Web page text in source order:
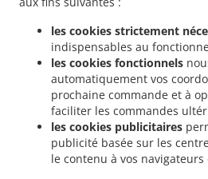
les cookies strictement
indispensables au
les cookies fonctionnels
automatiquement vos
prochaine commande et à
faciliter les commandes
les cookies publicitaires
publicité basée sur les
le contenu à vos
Indiens Weiler-la-Tour . Livraison de plats
Livraison de plats cuisinés Indiens Monnerich .
Ehlange-sur-Mess
. Livraison de plats cuisinés
cuisinés Indiens Findel Hamm . Livraison de
de plats cuisinés Indiens Reckingen/Mess
Indiens Reckingen/Mess Ehlange-sur-Mess
.
Reckingen/Mess
. Livraison de plats cuisinés